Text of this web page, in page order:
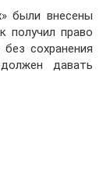
были внесены
получил право
сохранения
давать